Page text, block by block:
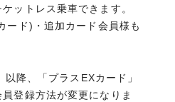
ットレス乗車できます。
ード)・追加カード会員様も
降、「プラスEXカード」
登録方法が変更になりま